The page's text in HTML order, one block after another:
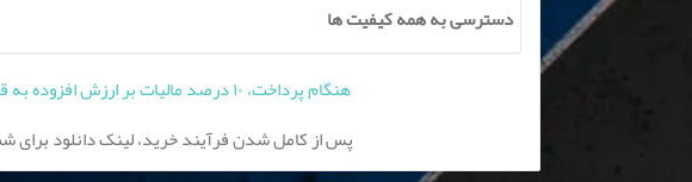
دسترسی به همه کیفیت ها
هنگام پرداخت، ۱۰ درصد مالیات بر ارزش افزوده به قیمت فوق افزوده می شود
پس از کامل شدن فرآیند خرید، لینک دانلود برای